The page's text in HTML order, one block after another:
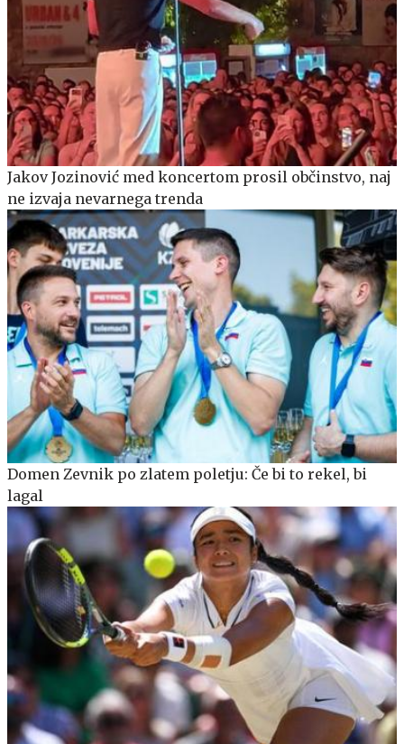
Jakov Jozinović med koncertom prosil občinstvo, naj
ne izvaja nevarnega trenda
Domen Zevnik po zlatem poletju: Če bi to rekel, bi
lagal